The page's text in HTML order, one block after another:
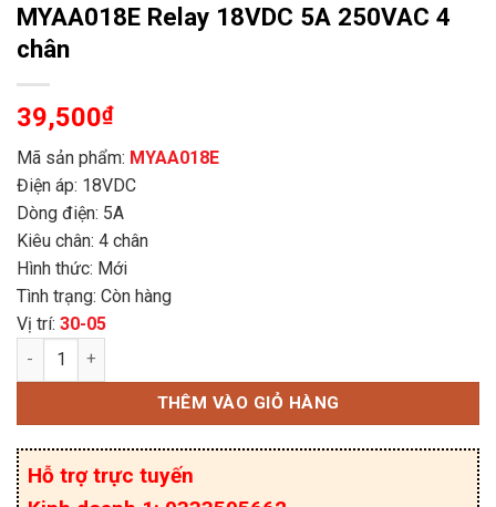
MYAA018E Relay 18VDC 5A 250VAC 4
chân
39,500₫
Mã sản phẩm: MYAA018E
Điện áp: 18VDC
Dòng điện: 5A
Kiêu chân: 4 chân
Hình thức: Mới
Tình trạng: Còn hàng
Vị trí: 30-05
MYAA018E Relay 18VDC 5A 250VAC 4 chân số
THÊM VÀO GIỎ HÀNG
Hỗ trợ trực tuyến